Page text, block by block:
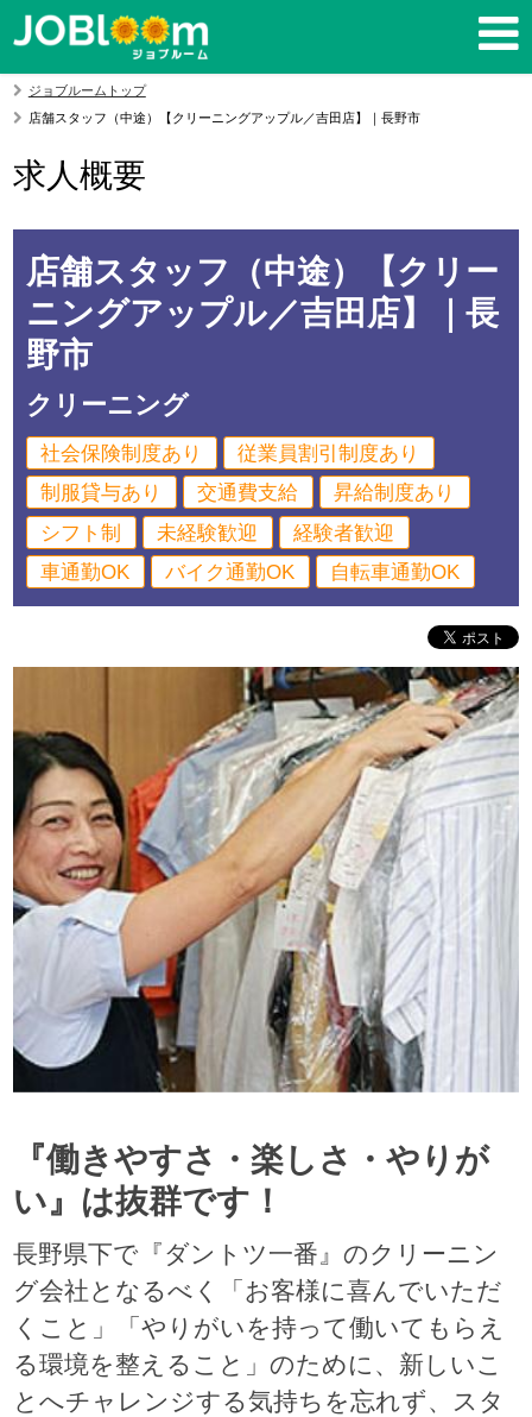
ジョブルームトップ
店舗スタッフ（中途）【クリーニングアップル／吉田店】｜長野市
求人概要
店舗スタッフ（中途）【クリー
ニングアップル／吉田店】｜長
野市
クリーニング
社会保険制度あり
従業員割引制度あり
制服貸与あり
交通費支給
昇給制度あり
シフト制
未経験歓迎
経験者歓迎
車通勤OK
バイク通勤OK 自転車通勤OK
『働きやすさ・楽しさ・やりが
い』は抜群です！
長野県下で『ダントツ一番』のクリーニン
グ会社となるべく「お客様に喜んでいただ
くこと」「やりがいを持って働いてもらえ
る環境を整えること」のために、新しいこ
とへチャレンジする気持ちを忘れず、スタ